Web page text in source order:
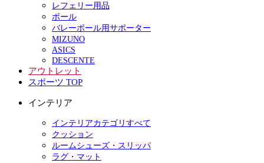
レフェリー用品
ボール
バレーボール用サポーター
MIZUNO
ASICS
DESCENTE
アウトレット
スポーツ TOP
インテリア
インテリアカテゴリすべて
クッション
ルームシューズ・スリッパ
ラグ・マット